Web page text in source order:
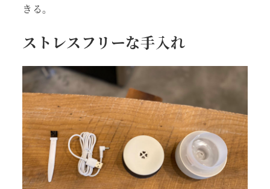
きる。
ストレスフリーな手入れ